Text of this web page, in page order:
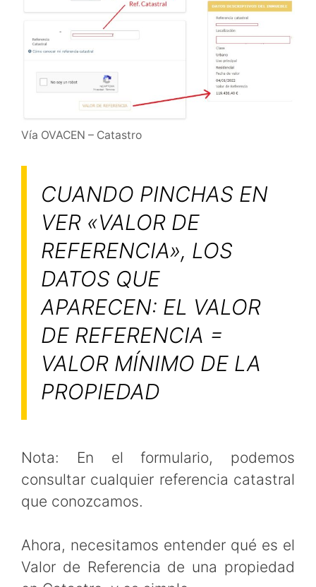
Vía OVACEN – Catastro
CUANDO PINCHAS EN
VER «VALOR DE
REFERENCIA», LOS
DATOS QUE
APARECEN: EL VALOR
DE REFERENCIA =
VALOR MÍNIMO DE LA
PROPIEDAD
Nota: En el formulario, podemos
consultar cualquier referencia catastral
que conozcamos.
Ahora, necesitamos entender qué es el
Valor de Referencia de una propiedad